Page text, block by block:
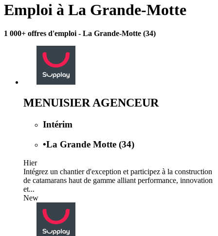
Emploi à La Grande-Motte
1 000+ offres d'emploi - La Grande-Motte (34)
MENUISIER AGENCEUR
Intérim
•La Grande Motte (34)
Hier
Intégrez un chantier d'exception et participez à la construction
de catamarans haut de gamme alliant performance, innovation
et...
New